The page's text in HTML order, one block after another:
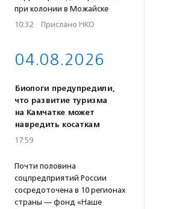
при колонии в Можайске
10:32 · Прислано НКО
04.08.2026
Биологи предупредили,
что развитие туризма
на Камчатке может
навредить косаткам
17:59
Почти половина
соцпредприятий России
сосредоточена в 10 регионах
страны — фонд «Наше